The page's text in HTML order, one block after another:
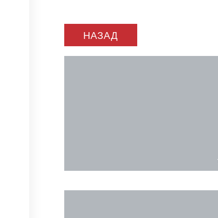
НАЗАД